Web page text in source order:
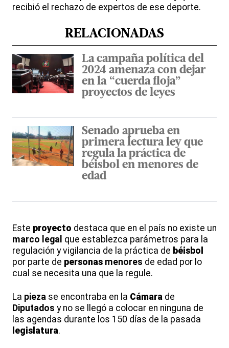
recibió el rechazo de expertos de ese deporte.
RELACIONADAS
La campaña política del
2024 amenaza con dejar
en la “cuerda floja”
proyectos de leyes
Senado aprueba en
primera lectura ley que
regula la práctica de
béisbol en menores de
edad
Este proyecto destaca que en el país no existe un
marco legal que establezca parámetros para la
regulación y vigilancia de la práctica de béisbol
por parte de personas menores de edad por lo
cual se necesita una que la regule.
La pieza se encontraba en la Cámara de
Diputados y no se llegó a colocar en ninguna de
las agendas durante los 150 días de la pasada
legislatura.